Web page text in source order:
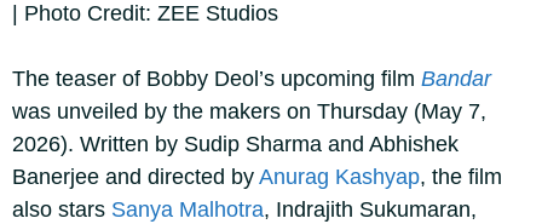
| Photo Credit: ZEE Studios
The teaser of Bobby Deol’s upcoming film Bandar
was unveiled by the makers on Thursday (May 7,
2026). Written by Sudip Sharma and Abhishek
Banerjee and directed by Anurag Kashyap, the film
also stars Sanya Malhotra, Indrajith Sukumaran,